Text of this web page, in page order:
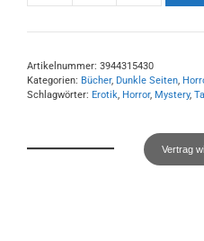
Menge
Artikelnummer: 3944315430
Kategorien: Bücher, Dunkle Seiten,
Schlagwörter: Erotik, Horror, Mystery,
Vertrag